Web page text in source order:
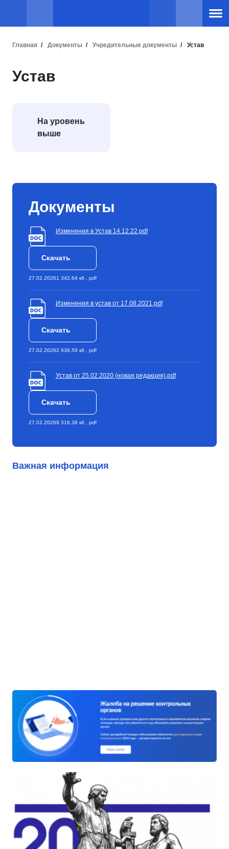
Главная Документы Учредительные документы Устав
Устав
На уровень
выше
Документы
Изменения в Устав 14.12.22.pdf
Скачать
27.02.20261 342,64 кб , pdf
Изменения в устав от 17.08.2021.pdf
Скачать
27.02.20262 636,59 кб , pdf
Устав от 25.02.2020 (новая редакция).pdf
Скачать
27.02.20269 316,38 кб , pdf
Важная информация